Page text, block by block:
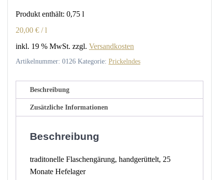
nature
Menge
Produkt enthält: 0,75 l
20,00 € /l
inkl. 19 % MwSt. zzgl. Versandkosten
Artikelnummer: 0126 Kategorie: Prickelndes
Beschreibung
Zusätzliche Informationen
Beschreibung
traditonelle Flaschengärung, handgerüttelt, 25
Monate Hefelager